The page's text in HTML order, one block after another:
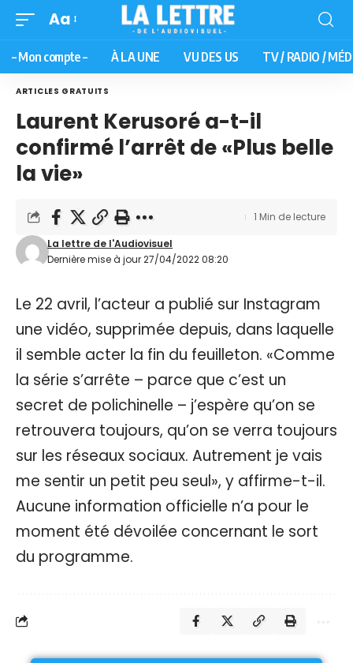
Aa
– Mon compte – À LA UNE VU DES US TV / RADIO /
ARTICLES GRATUITS
Laurent Kerusoré a-t-il
confirmé l’arrêt de «Plus belle
la vie»
Dernière mise à jour 27/04/2022 08:20
La lettre de l'Audiovisuel
1 Min de lecture
Le 22 avril, l’acteur a publié sur Instagram
une vidéo, supprimée depuis, dans laquelle
il semble acter la fin du feuilleton. «Comme
la série s’arrête – parce que c’est un
secret de polichinelle – j’espère qu’on se
retrouvera toujours, qu’on se verra toujours
sur les réseaux sociaux. Autrement je vais
me sentir un petit peu seul», y affirme-t-il.
Aucune information officielle n’a pour le
moment été dévoilée concernant le sort
du programme.